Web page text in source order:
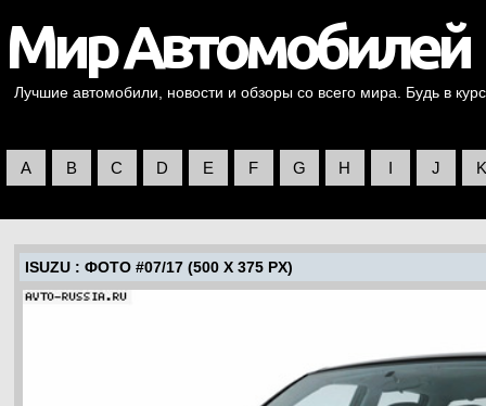
Лучшие автомобили, новости и обзоры со всего мира. Будь в
A B C D E F G H I J K
ISUZU : ФОТО #07/17 (500 X 375 PX)